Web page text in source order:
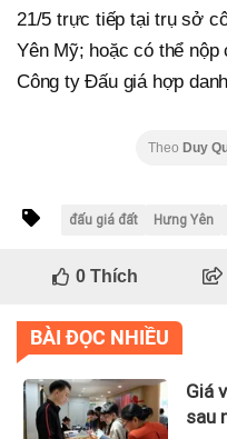
21/5 trực tiếp tại trụ sở
Yên Mỹ; hoặc có thể
Công ty Đấu giá hợp
Theo Duy
đấu giá đất Hưng Yên
0Thích
BÀI ĐỌC NHIỀU
Giá
sau